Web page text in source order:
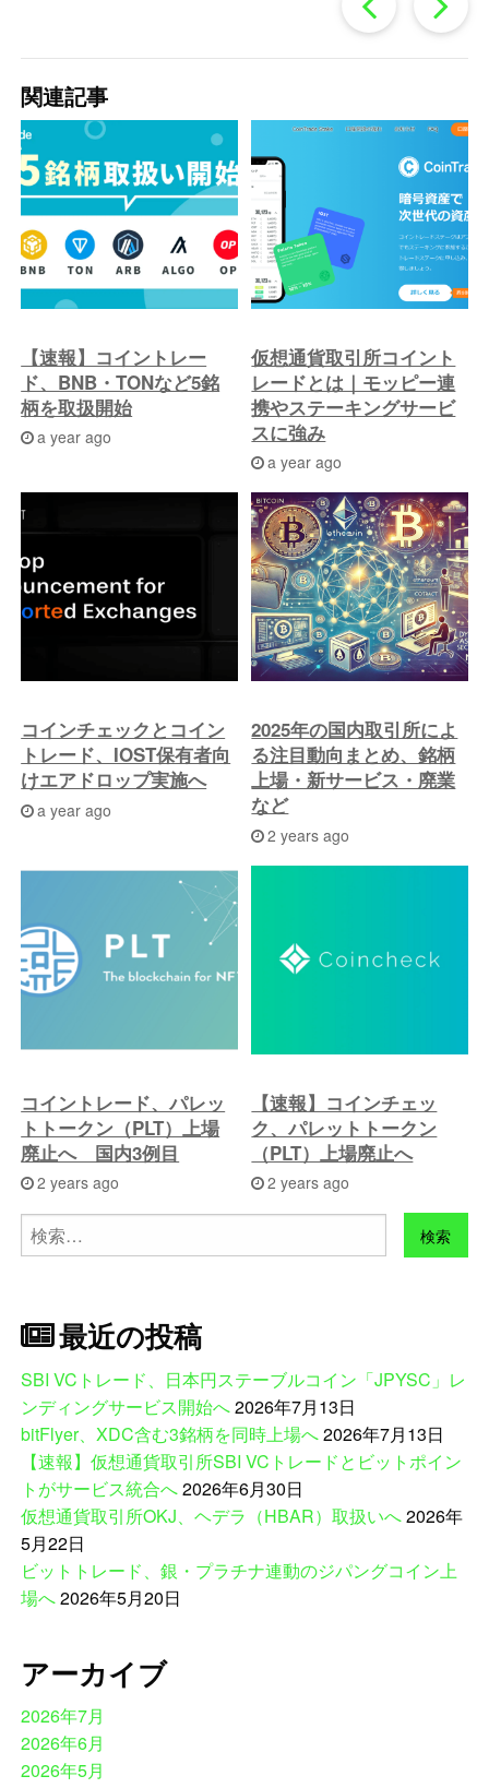
去
の
投
稿
へ
関連記事
【速報】コイントレー
ド、BNB・TONなど5銘
柄を取扱開始
a year ago
仮想通貨取引所コイント
レードとは｜モッピー連
携やステーキングサービ
スに強み
a year ago
コインチェックとコイン
トレード、IOST保有者向
けエアドロップ実施へ
a year ago
2025年の国内取引所によ
る注目動向まとめ、銘柄
上場・新サービス・廃業
など
2 years ago
コイントレード、パレッ
トトークン（PLT）上場
廃止へ 国内3例目
2 years ago
【速報】コインチェッ
ク、パレットトークン
（PLT）上場廃止へ
2 years ago
検
索:
最近の投稿
SBI VCトレード、日本円ステーブルコイン「JPYSC」レ
ンディングサービス開始へ2026年7月13日
bitFlyer、XDC含む3銘柄を同時上場へ2026年7月13日
【速報】仮想通貨取引所SBI VCトレードとビットポイン
トがサービス統合へ2026年6月30日
仮想通貨取引所OKJ、ヘデラ（HBAR）取扱いへ2026年
5月22日
ビットトレード、銀・プラチナ連動のジパングコイン上
場へ2026年5月20日
アーカイブ
2026年7月
2026年6月
2026年5月